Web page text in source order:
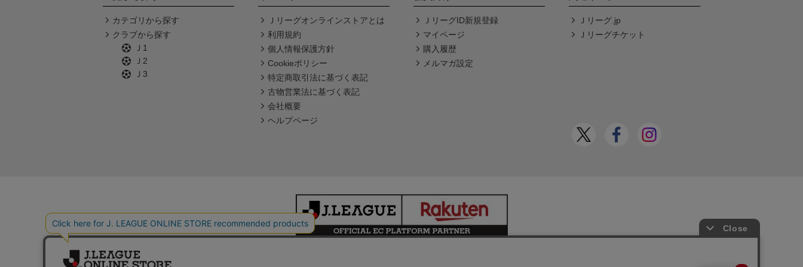
カテゴリから探す
クラブから探す
Ｊ1
Ｊ2
Ｊ3
Ｊリーグオンラインストアとは
利用規約
個人情報保護方針
Cookieポリシー
特定商取引法に基づく表記
古物営業法に基づく表記
会社概要
ヘルプページ
ＪリーグID新規登録
マイページ
購入履歴
メルマガ設定
Ｊリーグ.jp
Ｊリーグチケット